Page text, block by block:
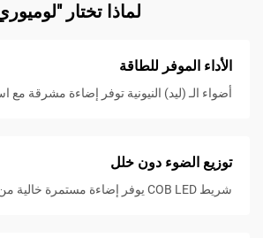
لماذا تختار
الأداء الموفر للطاقة
أضواء الـ (ليد) النيونية توفر إضاءة مشرقة مع
توزيع الضوء دون خلل
شريط COB LED يوفر إضاءة مستمرة خالية من الفجوات.